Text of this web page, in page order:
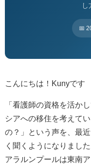
し
📅
こんにちは！Kunyです
「看護師の資格を活か
シアへの移住を考えて
の？」という声を、最
く聞くようになりまし
アラルンプールは東南